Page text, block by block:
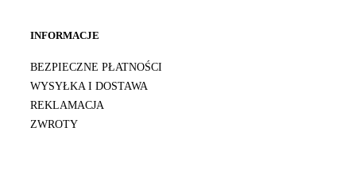
INFORMACJE
BEZPIECZNE PŁATNOŚCI
WYSYŁKA I DOSTAWA
REKLAMACJA
ZWROTY